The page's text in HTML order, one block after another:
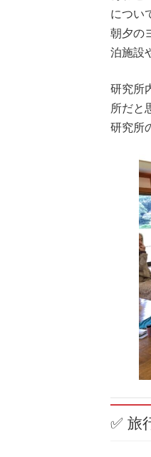
につい
朝夕の
泊施設
研究所
所だと
研究所
✅ 旅